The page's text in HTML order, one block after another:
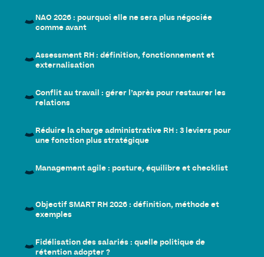
NAO 2026 : pourquoi elle ne sera plus négociée
comme avant
Assessment RH : définition, fonctionnement et
externalisation
Conflit au travail : gérer l’après pour restaurer les
relations
Réduire la charge administrative RH : 3 leviers pour
une fonction plus stratégique
Management agile : posture, équilibre et checklist
Objectif SMART RH 2026 : définition, méthode et
exemples
Fidélisation des salariés : quelle politique de
rétention adopter ?